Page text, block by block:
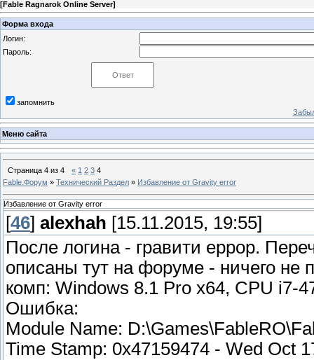
[Fable Ragnarok Online Server]
Форма входа
Логин:
Пароль:
запомнить
Меню сайта
Страница 4 из 4 « 1 2 3 4
Fable.Форум » Технический Раздел » Избавление от Gravity error
Избавление от Gravity error
[46] alexhah [15.11.2015, 19:55]
После логина - гравити еррор.
описаны тут на форуме - ничего не
комп: Windows 8.1 Pro x64, CPU i7-
Ошибка:
Module Name:
Time Stamp: 0x47159474 - Wed Oct